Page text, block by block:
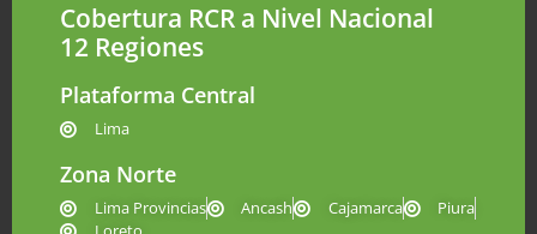
Cobertura RCR a Nivel Nacional
12 Regiones
Plataforma Central
Lima
Zona Norte
Lima Provincias Ancash Cajamarca
Piura